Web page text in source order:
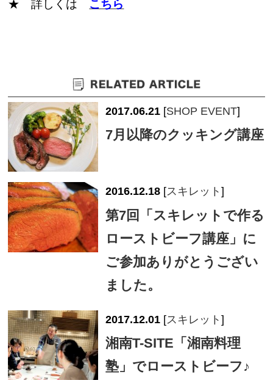
★ 詳しくは こちら
2017.06.21 [SHOP EVENT]
7月以降のクッキング講座
2016.12.18 [スキレット]
第7回「スキレットで作る
ローストビーフ講座」に
ご参加ありがとうござい
ました。
2017.12.01 [スキレット]
湘南T-SITE「湘南料理
塾」でローストビーフ♪